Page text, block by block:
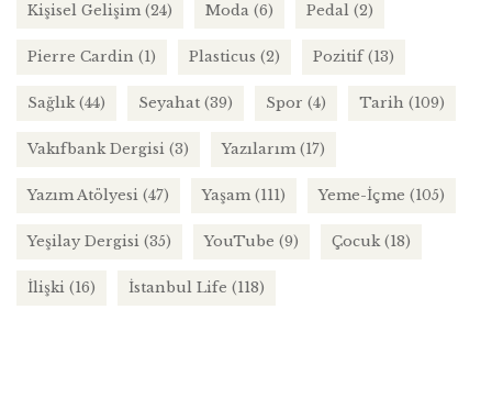
Kişisel Gelişim (24) Moda (6) Pedal (2)
Pierre Cardin (1) Plasticus (2) Pozitif(13)
Sağlık(44) Seyahat (39) Spor (4) Tarih (109)
Vakıfbank Dergisi (3) Yazılarım (17)
Yazım Atölyesi (47) Yaşam (111) Yeme-İçme (105)
Yeşilay Dergisi (35) YouTube (9) Çocuk(18)
İlişki (16) İstanbul Life (118)